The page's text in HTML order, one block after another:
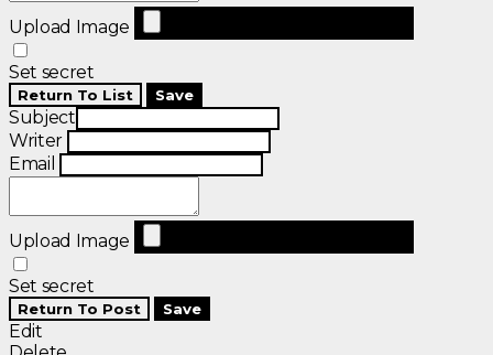
Upload Image
Set secret
Return To List Save
Subject
Writer
Email
Upload Image
Set secret
Return To Post Save
Edit